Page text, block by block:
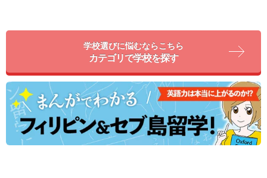
学校選びに悩むならこちら
カテゴリで学校を探す